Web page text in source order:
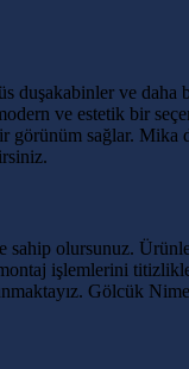
duşakabinler ve
ve estetik bir
sağlar. Mika
olursunuz.
işlemlerini titizlikle
Gölcük